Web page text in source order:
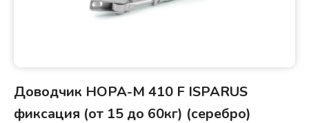
Доводчик НОРА-М 410 F ISPARUS
фиксация (от 15 до 60кг) (серебро)